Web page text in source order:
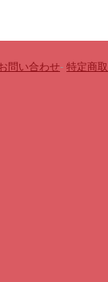
問い合わせ- 特定商